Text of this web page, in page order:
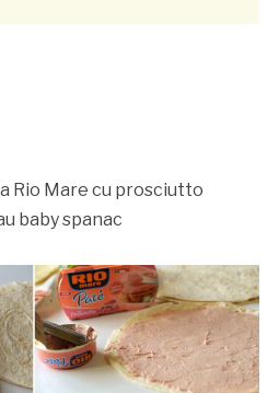
Rio Mare cu prosciutto
baby spanac